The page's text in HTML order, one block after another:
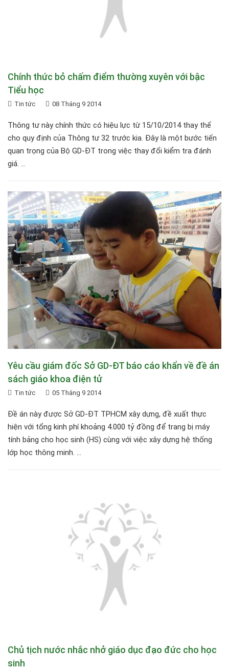
Chính thức bỏ chấm điểm thường xuyên với bậc
Tiểu học
Tin tức 08 Tháng 9 2014
Thông tư này chính thức có hiệu lực từ 15/10/2014 thay thế
cho quy định của Thông tư 32 trước kia. Đây là một bước tiến
quan trọng của Bộ GD-ĐT trong việc thay đổi kiểm tra đánh
giá. ...
Yêu cầu giám đốc Sở GD-ĐT báo cáo khẩn về đề án
sách giáo khoa điện tử
Tin tức 05 Tháng 9 2014
Đề án này được Sở GD-ĐT TPHCM xây dựng, đề xuất thực
hiện với tổng kinh phí khoảng 4.000 tỷ đồng để trang bị máy
tính bảng cho học sinh (HS) cùng với việc xây dựng hệ thống
lớp học thông minh. ...
Chủ tịch nước nhắc nhở giáo dục đạo đức cho học
sinh